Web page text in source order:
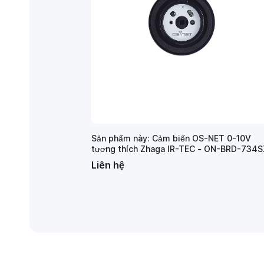
Sản phẩm này: Cảm biến OS-NET 0-10V
tương thích Zhaga IR-TEC - ON-BRD-
Liên hệ